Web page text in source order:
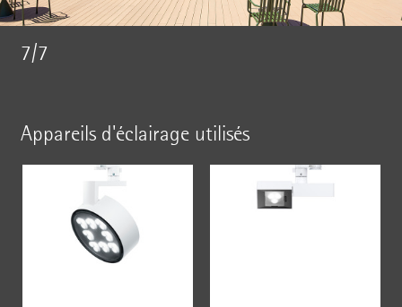
7/7
Appareils d'éclairage utilisés